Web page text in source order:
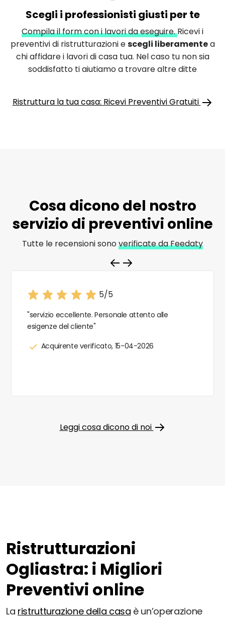
Scegli i professionisti giusti per te
Compila il form con i lavori da eseguire.Ricevi i
preventivi di ristrutturazioni escegli liberamentea
chi affidare i lavori di casa tua. Nel caso tu non sia
soddisfatto ti aiutiamo a trovare altre ditte
Ristruttura la tua casa: Ricevi Preventivi Gratuiti
Cosa dicono del nostro
servizio di preventivi online
Tutte le recensioni sonoverificate da Feedaty
5/5
"servizio eccellente. Personale attento alle
esigenze del cliente"
Acquirente verificato, 15-04-2026
Leggi cosa dicono di noi
Ristrutturazioni
Ogliastra: i Migliori
Preventivi online
La ristrutturazione della casa è un’operazione